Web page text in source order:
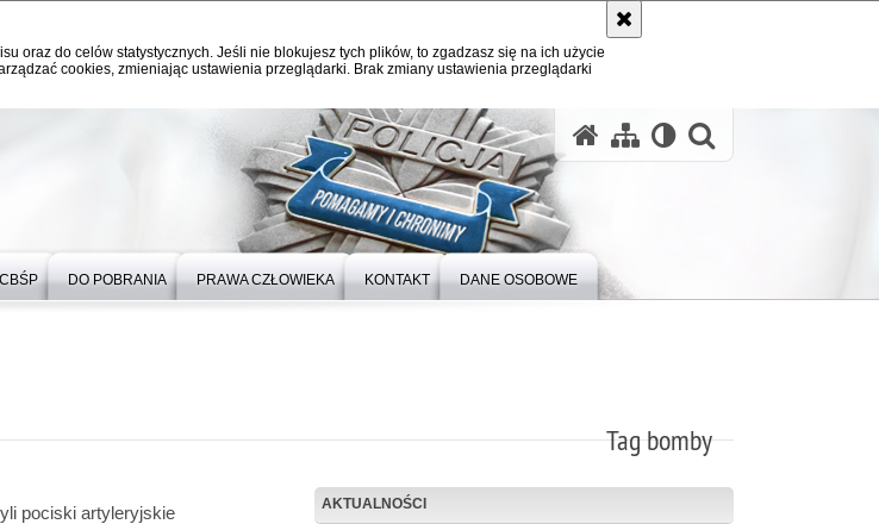
oraz do celów statystycznych. Jeśli nie blokujesz tych plików, to zgadzasz się na ich użycie
cookies, zmieniając ustawienia przeglądarki. Brak zmiany ustawienia przeglądarki
DO POBRANIA PRAWA CZŁOWIEKA KONTAKT DANE OSOBOWE
Tag bomby
pociski artyleryjskie AKTUALNOŚCI